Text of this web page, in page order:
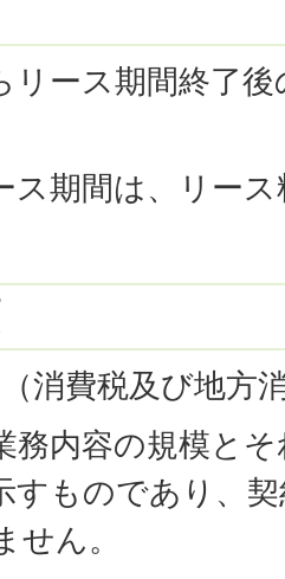
リース期間終了
期間は、リー
消費税及び地方
務内容の規模と
すものであり、
せん。